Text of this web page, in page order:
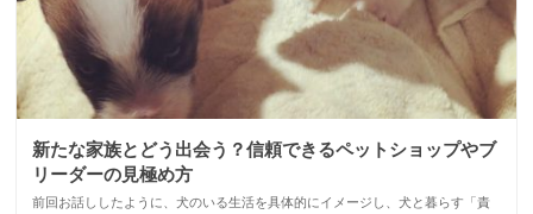
新たな家族とどう出会う？信頼できるペットショップやブ
リーダーの見極め方
前回お話ししたように、犬のいる生活を具体的にイメージし、犬と暮らす「責